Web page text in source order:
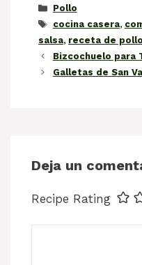
Categorías
Pollo
Etiquetas
cocina casera,
salsa, receta de pollo
Bizcochuelo para
Galletas de San
Deja un
Recipe Rating